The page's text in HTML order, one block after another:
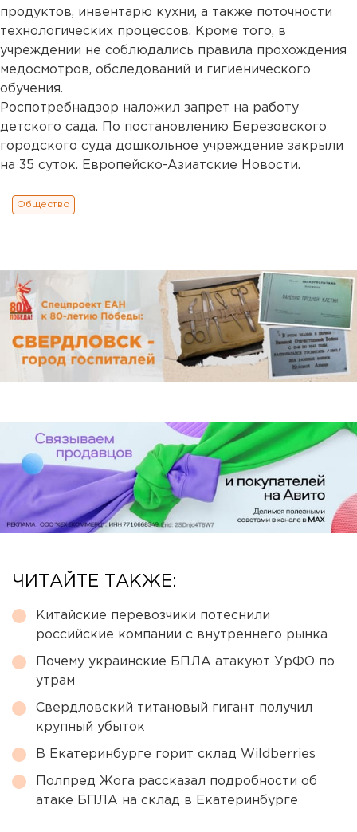
продуктов, инвентарю кухни, а также поточности
технологических процессов. Кроме того, в
учреждении не соблюдались правила прохождения
медосмотров, обследований и гигиенического
обучения.
Роспотребнадзор наложил запрет на работу
детского сада. По постановлению Березовского
городского суда дошкольное учреждение закрыли
на 35 суток. Европейско-Азиатские Новости.
Общество
ЧИТАЙТЕ ТАКЖЕ:
Китайские перевозчики потеснили
российские компании с внутреннего рынка
Почему украинские БПЛА атакуют УрФО по
утрам
Свердловский титановый гигант получил
крупный убыток
В Екатеринбурге горит склад Wildberries
Полпред Жога рассказал подробности об
атаке БПЛА на склад в Екатеринбурге